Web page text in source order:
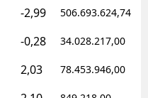
-2,99 506.693.624,74
-0,28 34.028.217,00
2,03 78.453.946,00